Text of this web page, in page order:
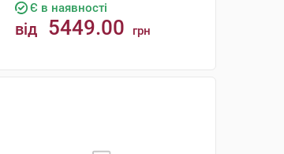
Є в наявності
від 5449.00 грн